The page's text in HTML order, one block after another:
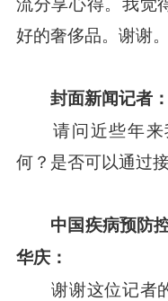
好的奢侈品。谢谢。
封面新闻记者：
请问近些年来
何？是否可以通过
中国疾病预防
华庆：
谢谢这位记者的